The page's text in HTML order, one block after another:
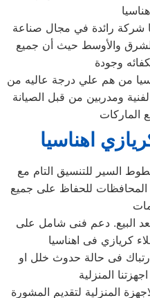
شركة رائدة في مجال صناعة
والشرق والأوسط حيث أن جميع
وجودة
من هم علي درجة عاليه من
ومدربين من قبل الصيانة
الماركات
اهناسيا
السير للتنسيق التام مع
المحافظات للحفاظ على جميع
البيع. دعم فنى شامل على
فى حالة حدوث خلل او
المنزلية لتقديم المشورة